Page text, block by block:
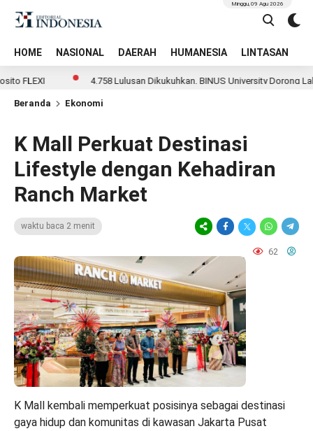
HOME NASIONAL DAERAH HUMANESIA LINTASAN
Minggu, 09 Agu 2026
4.758 Lulusan Dikukuhkan, BINUS University Dorong
Beranda Ekonomi
K Mall Perkuat Destinasi
Lifestyle dengan Kehadiran
Ranch Market
waktu baca 2 menit
62
K Mall kembali memperkuat posisinya sebagai destinasi
gaya hidup dan komunitas di kawasan Jakarta Pusat